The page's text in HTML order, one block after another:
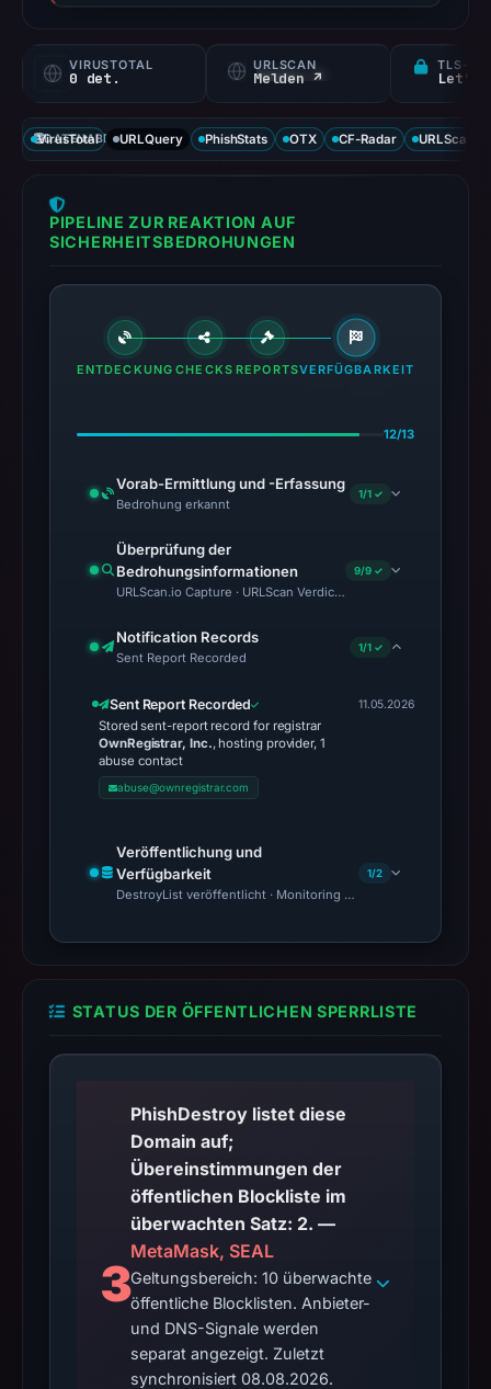
VIRUSTOTAL
0 det.
URLSCAN
Melden ↗
TLS-
Let's
DATENABDECKUNG
VirusTotal URLQuery PhishStats OTX CF-Radar URLScan
PIPELINE ZUR REAKTION AUF
SICHERHEITSBEDROHUNGEN
ENTDECKUNG CHECKS REPORTSVERFÜGBARKEIT
12/13
Vorab-Ermittlung und -Erfassung
Bedrohung erkannt
1/1 ✓
Überprüfung der
Bedrohungsinformationen
URLScan.io Capture · URLScan Verdict · Cloudflare Radar
9/9 ✓
Notification Records
Sent Report Recorded
1/1 ✓
Sent Report Recorded
Stored sent-report record for registrar
OwnRegistrar, Inc., hosting provider, 1
abuse contact
abuse@ownregistrar.com
11.05.2026
Veröffentlichung und
Verfügbarkeit
DestroyList veröffentlicht · Monitoring Continues
1/2
STATUS DER ÖFFENTLICHEN SPERRLISTE
3
PhishDestroy listet diese
Domain auf;
Übereinstimmungen der
öffentlichen Blockliste im
überwachten Satz: 2. —
MetaMask, SEAL
Geltungsbereich: 10 überwachte
öffentliche Blocklisten. Anbieter-
und DNS-Signale werden
separat angezeigt. Zuletzt
synchronisiert 08.08.2026.